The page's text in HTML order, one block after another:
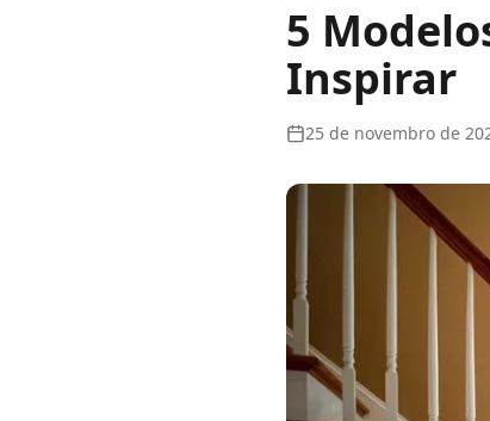
5
Inspirar
25 de novembro de